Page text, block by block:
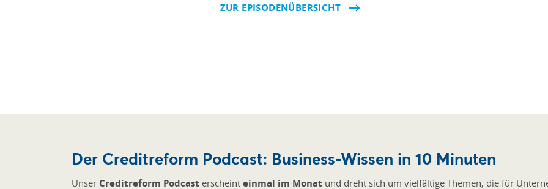
ZUR EPISODENÜBERSICHT
Der Creditreform Podcast: Business-Wissen in 10 Minuten
Unser Creditreform Podcast erscheint einmal im Monat und dreht sich um vielfältige Themen, die für